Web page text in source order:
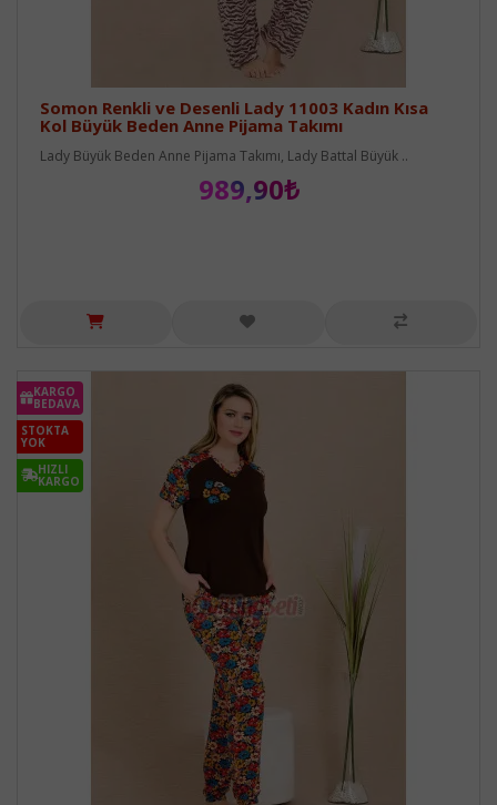
Somon Renkli ve Desenli Lady 11003 Kadın Kısa
Kol Büyük Beden Anne Pijama Takımı
Lady Büyük Beden Anne Pijama Takımı, Lady Battal Büyük ..
989,90₺
KARGO
BEDAVA
STOKTA
YOK
HIZLI
KARGO